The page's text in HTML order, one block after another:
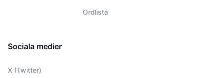
Ordlista
Sociala medier
X (Twitter)